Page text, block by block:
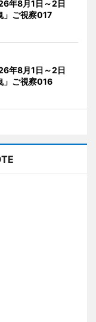
年8月1日～2日
」ご視察017
年8月1日～2日
」ご視察016